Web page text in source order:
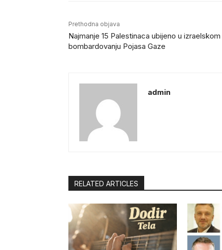
Prethodna objava
Najmanje 15 Palestinaca ubijeno u izraelskom
bombardovanju Pojasa Gaze
admin
RELATED ARTICLES